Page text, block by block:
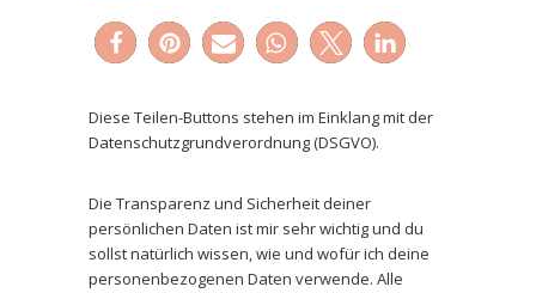
Diese Teilen-Buttons stehen im Einklang mit der
Datenschutzgrundverordnung (DSGVO).
Die Transparenz und Sicherheit deiner
persönlichen Daten ist mir sehr wichtig und du
sollst natürlich wissen, wie und wofür ich deine
personenbezogenen Daten verwende. Alle